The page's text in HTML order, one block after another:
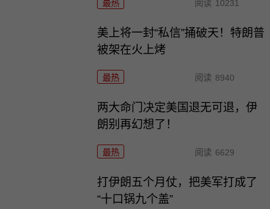
最热 阅读 10231
美上将一封“私信”捅破天！特朗普
被架在火上烤
最热 阅读 8940
两大命门决定美国退无可退，伊
朗别再幻想了！
最热 阅读 6629
打伊朗五个月仗，把美军打成了
“十口锅九个盖”